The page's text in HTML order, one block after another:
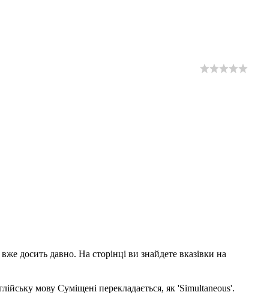
досить давно. На сторінці ви знайдете вказівки на
мову Суміщені перекладається, як 'Simultaneous'.